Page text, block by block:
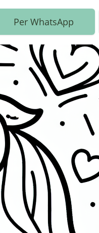
Per WhatsApp